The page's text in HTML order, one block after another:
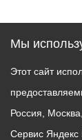
Мы
Этот сайт
Россия,
Сервис Яндекс